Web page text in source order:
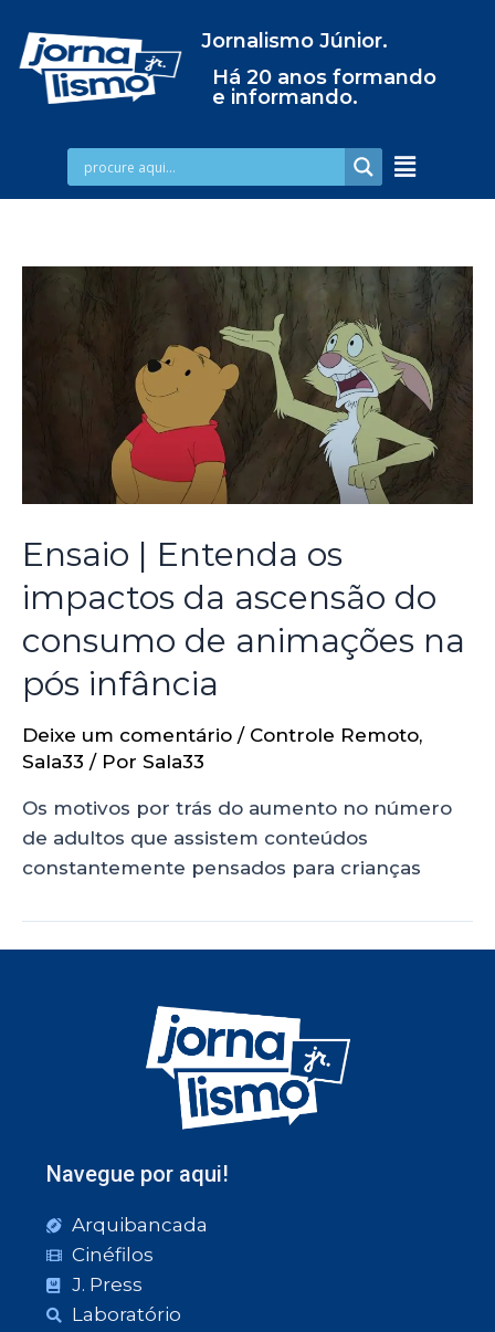
Jornalismo Júnior.
Há 20 anos formando
e informando.
Ensaio | Entenda os
impactos da ascensão do
consumo de animações na
pós infância
Deixe um comentário / Controle Remoto,
Sala33 / Por Sala33
Os motivos por trás do aumento no número
de adultos que assistem conteúdos
constantemente pensados para crianças
Navegue por aqui!
Arquibancada
Cinéfilos
J. Press
Laboratório